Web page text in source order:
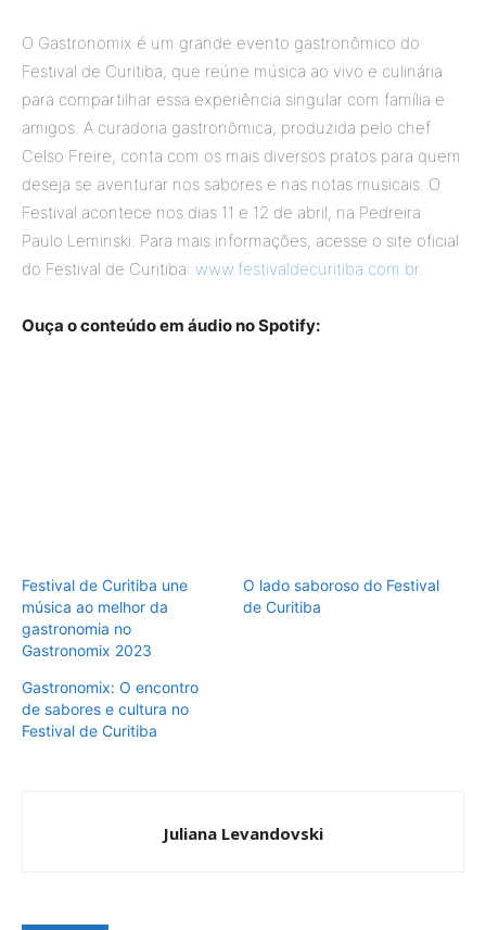
O Gastronomix é um grande evento gastronômico do
Festival de Curitiba, que reúne música ao vivo e culinária
para compartilhar essa experiência singular com família e
amigos. A curadoria gastronômica, produzida pelo chef
Celso Freire, conta com os mais diversos pratos para quem
deseja se aventurar nos sabores e nas notas musicais. O
Festival acontece nos dias 11 e 12 de abril, na Pedreira
Paulo Leminski. Para mais informações, acesse o site oficial
do Festival de Curitiba: www.festivaldecuritiba.com.br.
Ouça o conteúdo em áudio no Spotify:
Festival de Curitiba une
música ao melhor da
gastronomia no
Gastronomix 2023
O lado saboroso do Festival
de Curitiba
Gastronomix: O encontro
de sabores e cultura no
Festival de Curitiba
Juliana Levandovski